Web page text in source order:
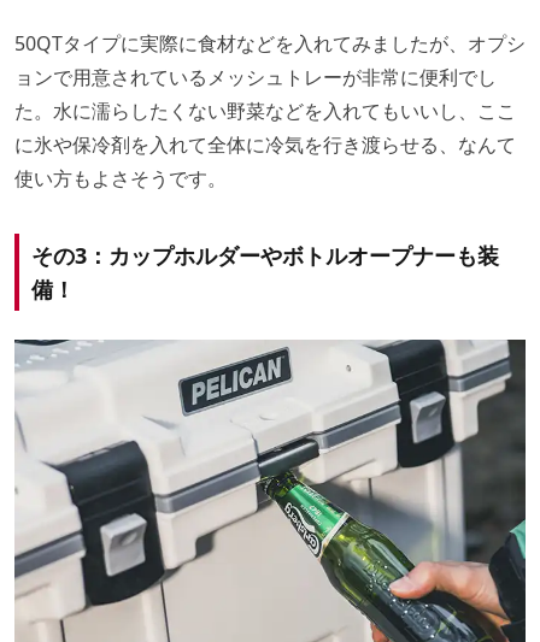
50QTタイプに実際に食材などを入れてみましたが、オプシ
ョンで用意されているメッシュトレーが非常に便利でし
た。水に濡らしたくない野菜などを入れてもいいし、ここ
に氷や保冷剤を入れて全体に冷気を行き渡らせる、なんて
使い方もよさそうです。
その3：カップホルダーやボトルオープナーも装
備！